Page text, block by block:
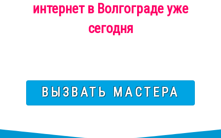
интернет в Волгограде уже
сегодня
ВЫЗВАТЬ МАСТЕРА